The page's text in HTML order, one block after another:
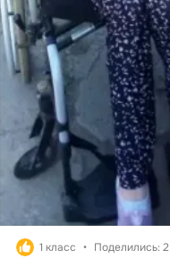
1 класс Поделились: 2